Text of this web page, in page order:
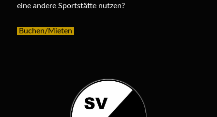
eine andere Sportstätte nutzen?
Buchen/Mieten